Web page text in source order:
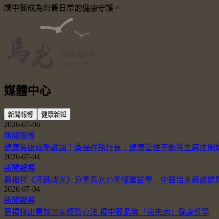
讓中醫成為您最日常的健康守護。
媒體中心
新聞報導 健康新知
2026-07-06
新聞報導
健康焦慮成新課題！黃福祥執行長：健康管理不能等生病才開
2026-07-04
新聞報導
黃福祥《淬鍊成光》分享馬光35年經營哲學 中醫治未病談健
2026-07-04
新聞報導
黃福祥出書談35年經營心法 揭中醫品牌「治未病」健康哲學